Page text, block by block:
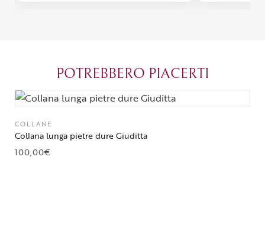
POTREBBERO PIACERTI
COLLANE
Collana lunga pietre dure Giuditta
100,00€